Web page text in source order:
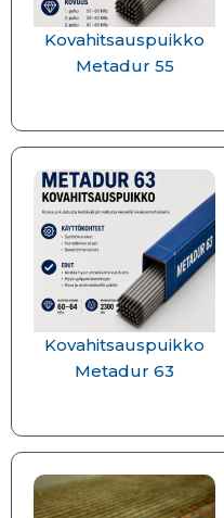
Kovahitsauspuikko
Metadur 55
Kovahitsauspuikko
Metadur 63